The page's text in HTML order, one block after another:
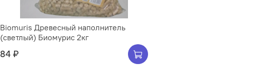
Biomuris Древесный наполнитель
(светлый) Биомурис 2кг
84 ₽